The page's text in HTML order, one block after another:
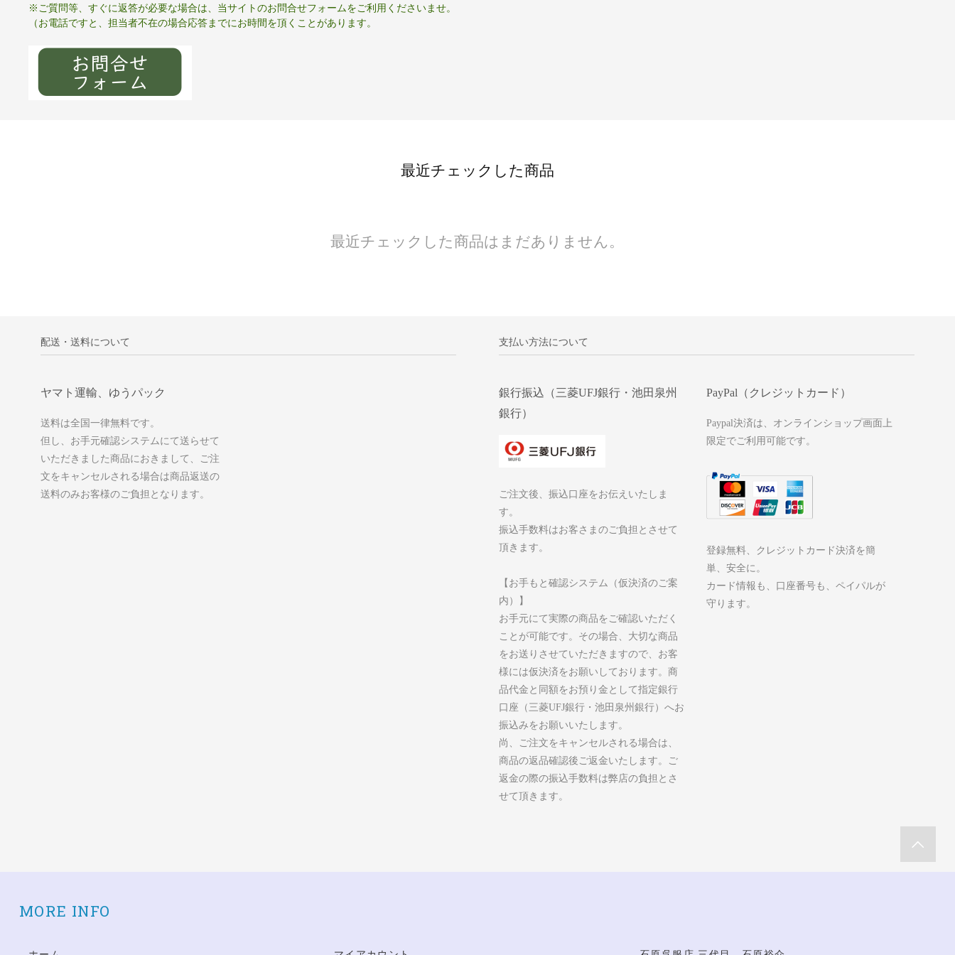
※ご質問等、すぐに返答が必要な場合は、当サイトのお問合せフォームをご利用くださいませ。
（お電話ですと、担当者不在の場合応答までにお時間を頂くことがあります。
最近チェックした商品
最近チェックした商品はまだありません。
配送・送料について
ヤマト運輸、ゆうパック
送料は全国一律無料です。
但し、お手元確認システムにて送らせて
いただきました商品におきまして、ご注
文をキャンセルされる場合は商品返送の
送料のみお客様のご負担となります。
支払い方法について
銀行振込（三菱UFJ銀行・池田泉州
銀行）
ご注文後、振込口座をお伝えいたしま
す。
振込手数料はお客さまのご負担とさせて
頂きます。
【お手もと確認システム（仮決済のご案
内）】
お手元にて実際の商品をご確認いただく
ことが可能です。その場合、大切な商品
をお送りさせていただきますので、お客
様には仮決済をお願いしております。商
品代金と同額をお預り金として指定銀行
口座（三菱UFJ銀行・池田泉州銀行）へお
振込みをお願いいたします。
尚、ご注文をキャンセルされる場合は、
商品の返品確認後ご返金いたします。ご
返金の際の振込手数料は弊店の負担とさ
せて頂きます。
PayPal（クレジットカード）
Paypal決済は、オンラインショップ画面上
限定でご利用可能です。
登録無料、クレジットカード決済を簡
単、安全に。
カード情報も、口座番号も、ペイパルが
守ります。
MORE INFO